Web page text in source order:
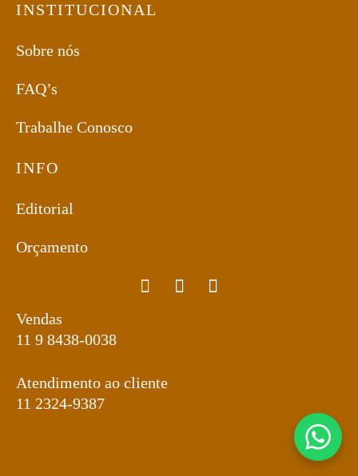
INSTITUCIONAL
Sobre nós
FAQ’s
Trabalhe Conosco
INFO
Editorial
Orçamento
Vendas
11 9 8438-0038
Atendimento ao cliente
11 2324-9387